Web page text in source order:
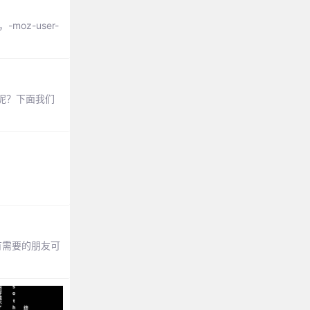
-moz-user-
？下面我们
要的朋友可